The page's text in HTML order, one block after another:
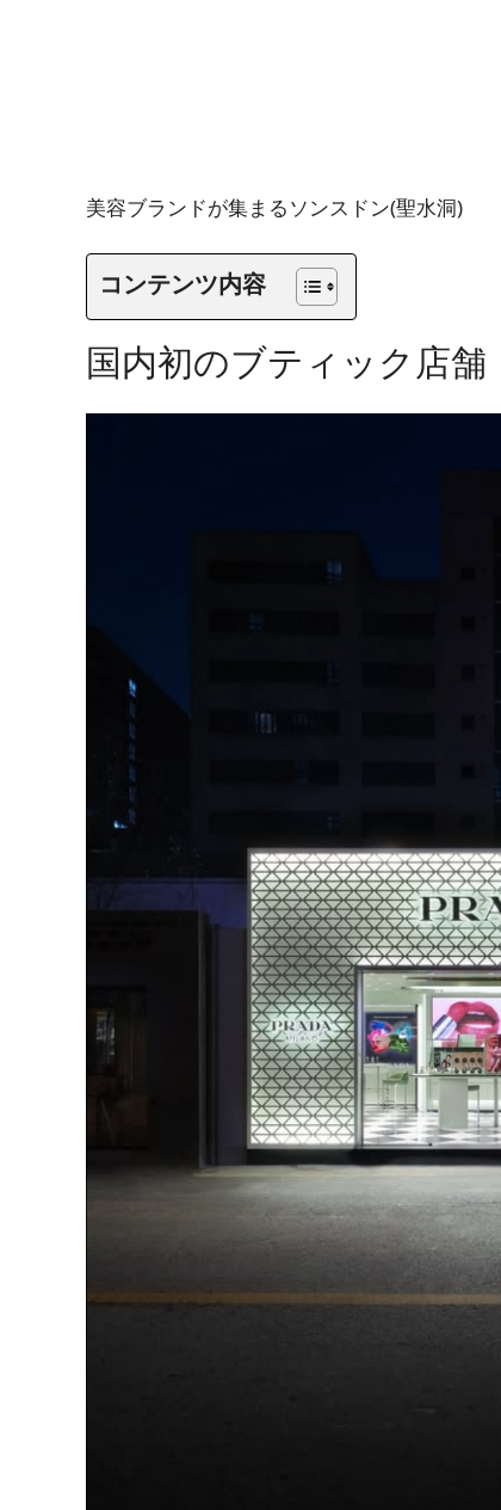
美容ブランドが集まるソンスドン(聖水洞)
コンテンツ内容
国内初のブティック店舗